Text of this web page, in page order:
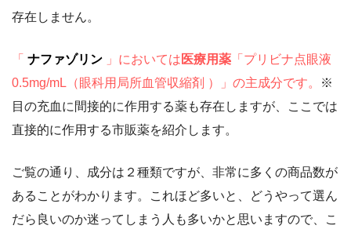
存在しません。
「 ナファゾリン 」においては 医療用薬 「プリビナ点眼液
0.5mg/mL （眼科用局所血管収縮剤 ）」の主成分です。
※
目の充血に間接的に作用する薬も存在しますが、ここでは
直接的に作用する市販薬を紹介します。
ご覧の通り、成分は２種類ですが、非常に多くの商品数が
あることがわかります。これほど多いと、どうやって選ん
だら良いのか迷ってしまう人も多いかと思いますので、こ